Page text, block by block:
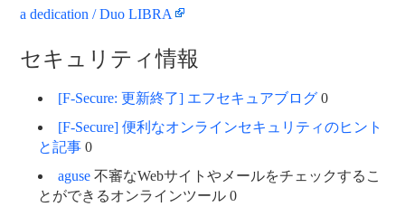
a dedication / Duo LIBRA
セキュリティ情報
[F-Secure: 更新終了] エフセキュアブログ 0
[F-Secure] 便利なオンラインセキュリティのヒント
と記事 0
aguse 不審なWebサイトやメールをチェックするこ
とができるオンラインツール 0